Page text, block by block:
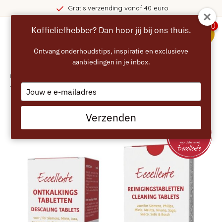
365
0
Home
+ Reinigingstabletten (10x)
Koffieliefhebber? Dan hoor jij bij ons thuis.
Ontvang onderhoudstips, inspiratie en exclusieve
aanbiedingen in je inbox.
Type
your
email
Verzenden